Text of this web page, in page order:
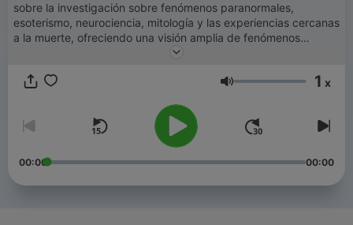
sobre la investigación sobre fenómenos paranormales,
esoterismo, neurociencia, mitología y las experiencias cercanas
a la muerte, ofreciendo una visión amplia de fenómenos
misteriosos y poco convencionales. También hablamos de
exploración espacial y la geopolítica internacional, siempre
Volume 1 x
00:00 00:00